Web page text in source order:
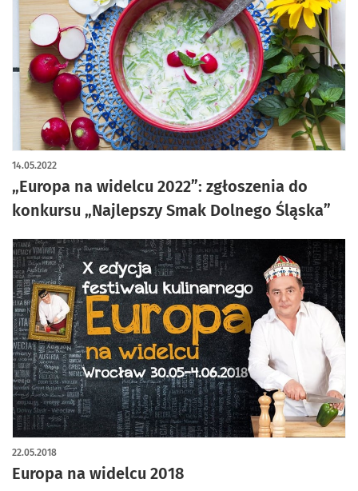
„Europa na widelcu 2022”: zgłoszenia do
konkursu „Najlepszy Smak Dolnego Śląska”
14.05.2022
Europa na widelcu 2018
22.05.2018